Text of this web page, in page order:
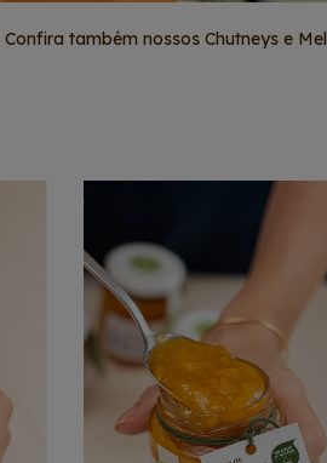
também nossos Chutneys e Mel